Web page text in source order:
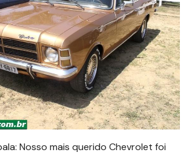
Nosso mais querido Chevrolet foi